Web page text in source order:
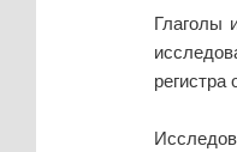
Глаголы